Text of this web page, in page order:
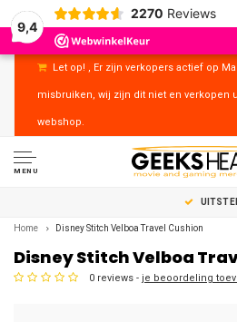
9,4
2270 Reviews
Let op! , Er zijn verkopers actief op
misbruiken, wij zijn dit niet en verkopen
webshop.
MENU
UITSTEKENDE
Home Disney Stitch Velboa Travel Cushion
Disney Stitch Velboa
0 reviews - je beoordeling